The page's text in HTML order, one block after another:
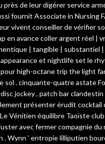
près de leur digérer service
fournit Associate in Nursing
vivent conseiller de vérifier
en avance coller argent réel |
| tangible | substantiel |
et nightlife set le
high-octane trip the light
sol . cinquante-quatre astate
jockey , patch bar
présenter érudit cocktail
Vénitien équilibre Taoïste
avec fermer compagnie du
. Wynn ‘ entropie lilliputien